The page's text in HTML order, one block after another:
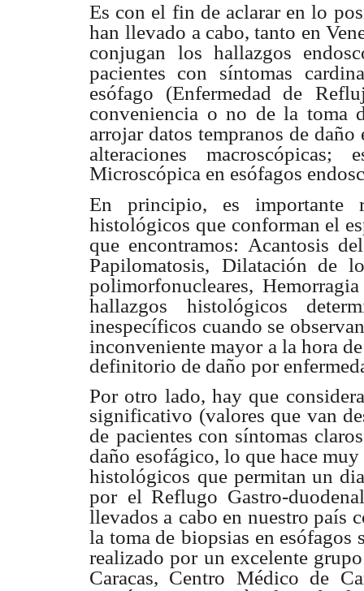
Es con el fin de aclarar en lo
han llevado a cabo, tanto en
conjugan los hallazgos
pacientes con
síntomas
esófago (Enfermedad de
conveniencia o no de la toma
arrojar datos tempranos de daño
alteraciones
Microscópica en esófagos
En principio, es importante
histológicos que conforman el
que encontramos: Acantosis
Papilomatosis, Dilatación de
polimorfonucleares,
hallazgos histológicos
inespecíficos cuando se
inconveniente mayor a la hora
definitorio de daño por
Por otro lado, hay que
significativo (valores que van
de pacientes con síntomas
daño esofágico, lo que hace
histológicos que permitan un
por el Reflugo Gastro-
llevados a cabo en nuestro país
la toma de biopsias en esófagos
realizado por un excelente
Caracas, Centro Médico de